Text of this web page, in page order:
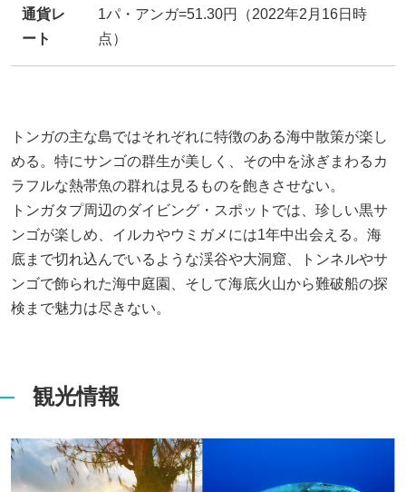
通貨レ
ート
1パ・アンガ=51.30円（2022年2月16日時
点）
トンガの主な島ではそれぞれに特徴のある海中散策が楽し
める。特にサンゴの群生が美しく、その中を泳ぎまわるカ
ラフルな熱帯魚の群れは見るものを飽きさせない。
トンガタプ周辺のダイビング・スポットでは、珍しい黒サ
ンゴが楽しめ、イルカやウミガメには1年中出会える。海
底まで切れ込んでいるような渓谷や大洞窟、トンネルやサ
ンゴで飾られた海中庭園、そして海底火山から難破船の探
検まで魅力は尽きない。
観光情報